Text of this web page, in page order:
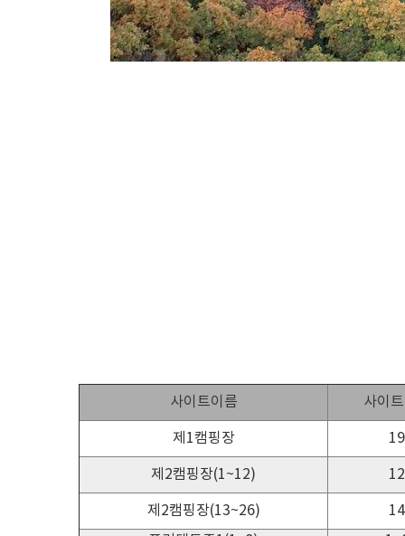
사이트이름 사이
제1캠핑장 19
제2캠핑장(1~12) 12
제2캠핑장(13~26)
14